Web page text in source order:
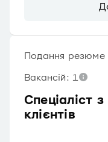
Спеціаліст
клієнтів
Подання резюме
Вакансій: 1